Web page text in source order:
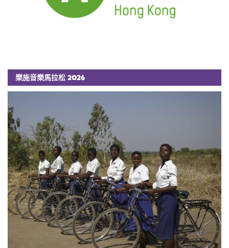
樂施音樂馬拉松 2026